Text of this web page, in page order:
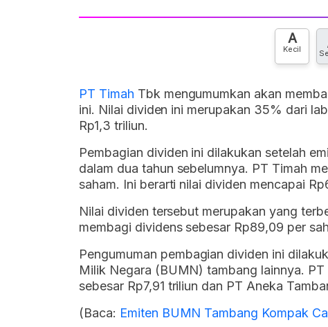
A
Kecil
PT Timah Tbk mengumumkan akan
ini. Nilai dividen ini merupakan 35% dari
Rp1,3 triliun.
Pembagian dividen ini dilakukan setelah
dalam dua tahun sebelumnya. PT Timah
saham. Ini berarti nilai dividen mencapai
Nilai dividen tersebut merupakan yang
membagi dividens sebesar Rp89,09 per
Pengumuman pembagian dividen ini
Milik Negara (BUMN) tambang lainnya.
sebesar Rp7,91 triliun dan PT Aneka
(Baca: Emiten BUMN Tambang Kompak